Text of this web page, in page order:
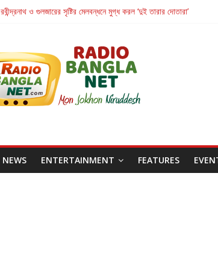
রবীন্দ্রনাথ ও গুলজারের সৃষ্টির মেলবন্ধনে মুগ্ধ করল ‘দুই তারার দোতারা’
Retribution: A Thought-Provoking Short Film That
NEWS ENTERTAINMENT FEATURES